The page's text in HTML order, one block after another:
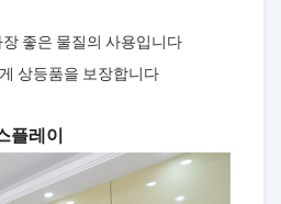
좋은 물질의 사용입니다
상등품을 보장합니다
플레이